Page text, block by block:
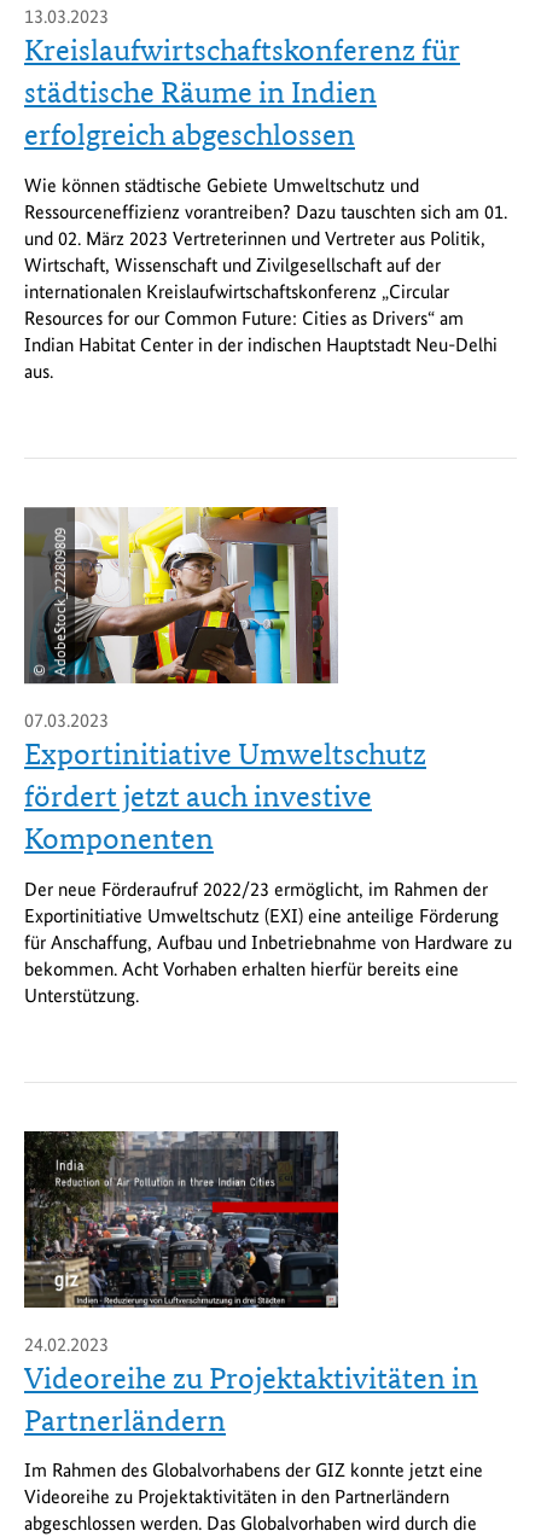
13.03.2023
Kreislaufwirtschaftskonferenz für
städtische Räume in Indien
erfolgreich abgeschlossen
Wie können städtische Gebiete Umweltschutz und
Ressourceneffizienz vorantreiben? Dazu tauschten sich am 01.
und 02. März 2023 Vertreterinnen und Vertreter aus Politik,
Wirtschaft, Wissenschaft und Zivilgesellschaft auf der
internationalen Kreislaufwirtschaftskonferenz „Circular
Resources for our Common Future: Cities as Drivers“ am
Indian Habitat Center in der indischen Hauptstadt Neu-Delhi
aus.
© A
d
o
b
e
S
t
o
c
k
_
2
2
2
8
0
9
8
0 9
07.03.2023
Exportinitiative Umweltschutz
fördert jetzt auch investive
Komponenten
Der neue Förderaufruf 2022/23 ermöglicht, im Rahmen der
Exportinitiative Umweltschutz (EXI) eine anteilige Förderung
für Anschaffung, Aufbau und Inbetriebnahme von Hardware zu
bekommen. Acht Vorhaben erhalten hierfür bereits eine
Unterstützung.
24.02.2023
Videoreihe zu Projektaktivitäten in
Partnerländern
Im Rahmen des Globalvorhabens der GIZ konnte jetzt eine
Videoreihe zu Projektaktivitäten in den Partnerländern
abgeschlossen werden. Das Globalvorhaben wird durch die